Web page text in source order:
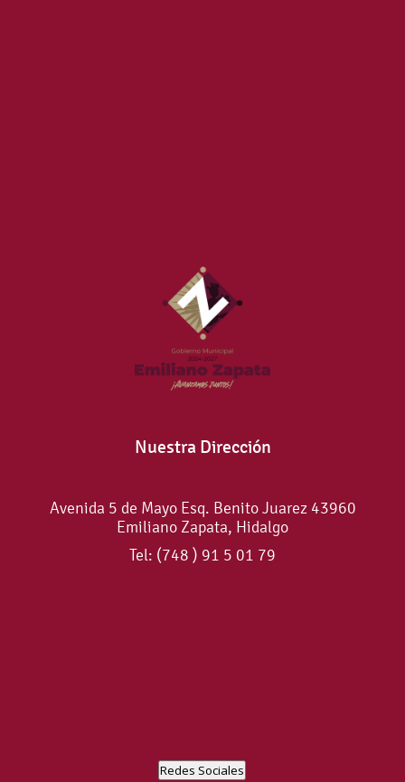
Nuestra Dirección
Avenida 5 de Mayo Esq. Benito Juarez 43960
Emiliano Zapata, Hidalgo
Tel: (748 ) 91 5 01 79
Redes Sociales